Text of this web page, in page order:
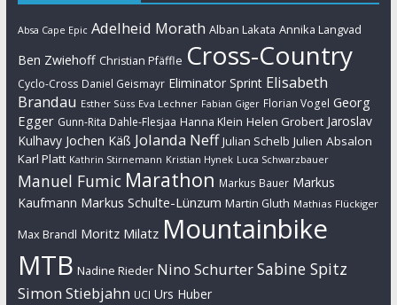
Absa Cape Epic Adelheid Morath Alban Lakata Annika Langvad
Ben Zwiehoff Christian Pfäffle Cross-Country
Cyclo-Cross Daniel Geismayr Eliminator Sprint Elisabeth
Brandau Esther Süss Eva Lechner Fabian Giger Florian Vogel Georg
Egger Gunn-Rita Dahle-Flesjaa Hanna Klein Helen Grobert Jaroslav
Kulhavy Jochen Käß Jolanda Neff Julian Schelb Julien Absalon
Karl Platt Kathrin Stirnemann Kristian Hynek Luca Schwarzbauer
Manuel Fumic Marathon Markus Bauer Markus
Kaufmann Markus Schulte-Lünzum Martin Gluth Mathias Flückiger
Max Brandl Moritz Milatz Mountainbike
MTB Nadine Rieder Nino SchurterSabine Spitz
Simon Stiebjahn UCI Urs Huber